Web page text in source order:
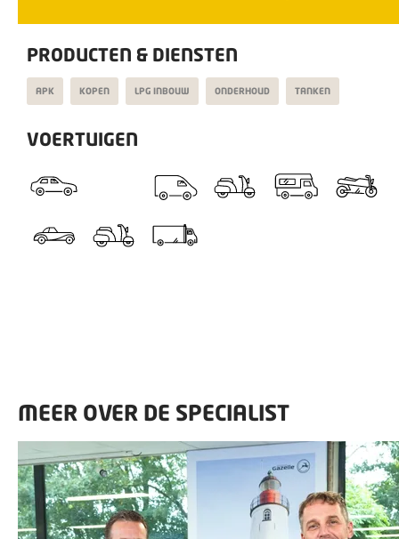
PRODUCTEN & DIENSTEN
APK KOPEN LPG INBOUW ONDERHOUD TANKEN
VOERTUIGEN
MEER OVER DE SPECIALIST